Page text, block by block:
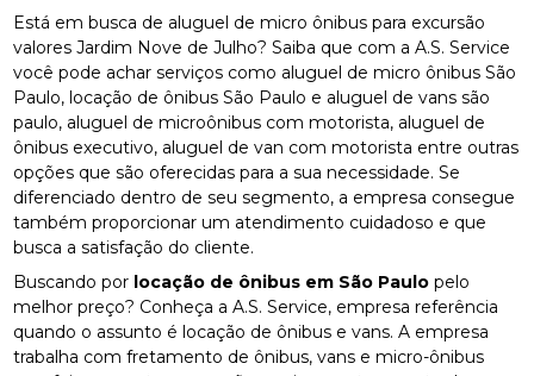
Está em busca de aluguel de micro ônibus para excursão
valores Jardim Nove de Julho? Saiba que com a A.S. Service
você pode achar serviços como aluguel de micro ônibus São
Paulo, locação de ônibus São Paulo e aluguel de vans são
paulo, aluguel de microônibus com motorista, aluguel de
ônibus executivo, aluguel de van com motorista entre outras
opções que são oferecidas para a sua necessidade. Se
diferenciado dentro de seu segmento, a empresa consegue
também proporcionar um atendimento cuidadoso e que
busca a satisfação do cliente.
Buscando por locação de ônibus em São Paulo pelo
melhor preço? Conheça a A.S. Service, empresa referência
quando o assunto é locação de ônibus e vans. A empresa
trabalha com fretamento de ônibus, vans e micro-ônibus